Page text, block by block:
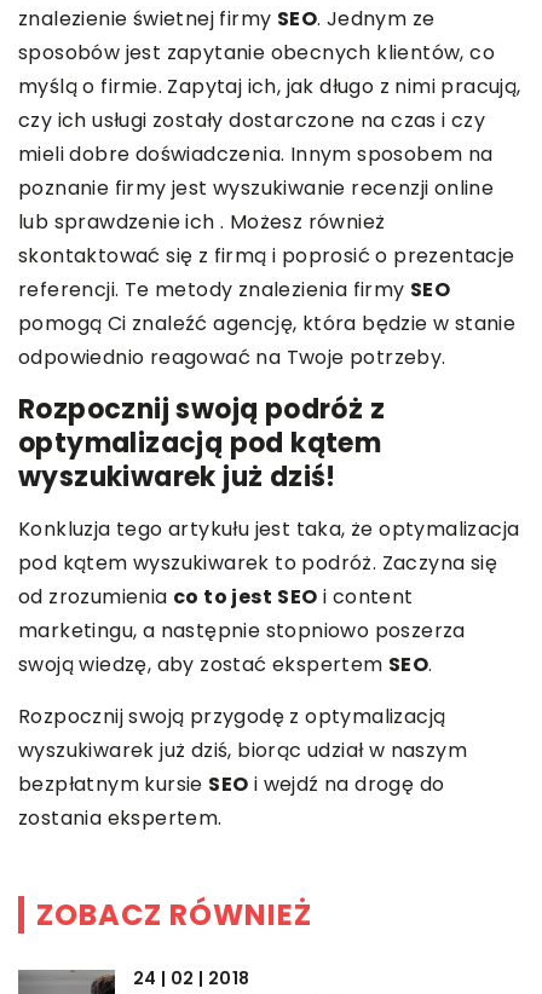
znalezienie świetnej firmy SEO. Jednym ze
sposobów jest zapytanie obecnych klientów, co
myślą o firmie. Zapytaj ich, jak długo z nimi pracują,
czy ich usługi zostały dostarczone na czas i czy
mieli dobre doświadczenia. Innym sposobem na
poznanie firmy jest wyszukiwanie recenzji online
lub sprawdzenie ich . Możesz również
skontaktować się z firmą i poprosić o prezentacje
referencji. Te metody znalezienia firmy SEO
pomogą Ci znaleźć agencję, która będzie w stanie
odpowiednio reagować na Twoje potrzeby.
Rozpocznij swoją podróż z
optymalizacją pod kątem
wyszukiwarek już dziś!
Konkluzja tego artykułu jest taka, że optymalizacja
pod kątem wyszukiwarek to podróż. Zaczyna się
od zrozumienia co to jest SEO i content
marketingu, a następnie stopniowo poszerza
swoją wiedzę, aby zostać ekspertem SEO.
Rozpocznij swoją przygodę z optymalizacją
wyszukiwarek już dziś, biorąc udział w naszym
bezpłatnym kursie SEO i wejdź na drogę do
zostania ekspertem.
ZOBACZ RÓWNIEŻ
24 | 02 | 2018